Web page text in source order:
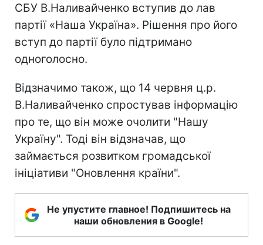
СБУ В.Наливайченко вступив до лав
партії «Наша Україна». Рішення про його
вступ до партії було підтримано
одноголосно.
Відзначимо також, що 14 червня ц.р.
В.Наливайченко спростував інформацію
про те, що він може очолити "Нашу
Україну". Тоді він відзначав, що
займається розвитком громадської
ініціативи "Оновлення країни".
Не упустите главное! Подпишитесь на
наши обновления в Google!